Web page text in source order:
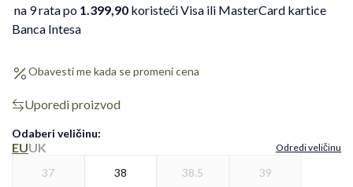
na 9 rata po 1.399,90 koristeći Visa ili MasterCard kartice
Banca Intesa
Obavesti me kada se promeni cena
Uporedi proizvod
Odaberi veličinu:
EUUK Odredi veličinu
37 38 38.5 39